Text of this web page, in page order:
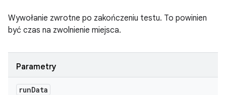
Wywołanie zwrotne po zakończeniu testu. To powinien
być czas na zwolnienie miejsca.
Parametry
runData